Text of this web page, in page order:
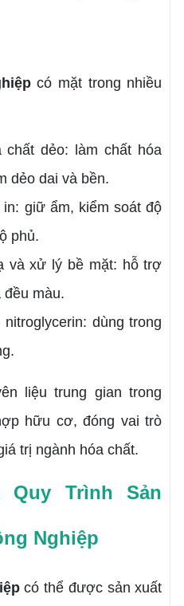
có mặt trong nhiều
chất dẻo: làm chất hóa
dẻo dai và bền.
giữ ẩm, kiểm soát độ
phủ.
và xử lý bề mặt: hỗ trợ
màu.
dùng trong
liệu trung gian trong
hữu cơ, đóng vai trò
trị ngành hóa chất.
Quy Trình Sản
Nghiệp
có thể được sản xuất